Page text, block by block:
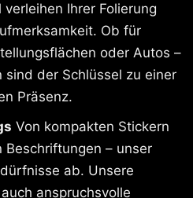
Ihrer Folierung
Ob für
oder Autos –
sind der Schlüssel zu einer
Präsenz.
Von kompakten Stickern
– unser
ab. Unsere
anspruchsvolle